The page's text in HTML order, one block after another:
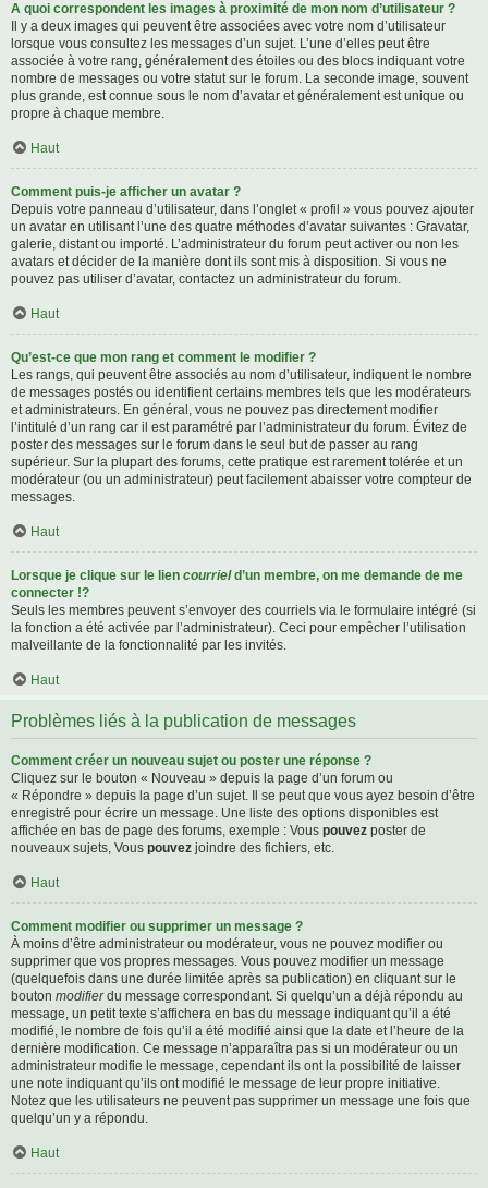
A quoi correspondent les images à proximité de mon nom d’utilisateur ?
Il y a deux images qui peuvent être associées avec votre nom d’utilisateur
lorsque vous consultez les messages d’un sujet. L’une d’elles peut être
associée à votre rang, généralement des étoiles ou des blocs indiquant votre
nombre de messages ou votre statut sur le forum. La seconde image, souvent
plus grande, est connue sous le nom d’avatar et généralement est unique ou
propre à chaque membre.
Haut
Comment puis-je afficher un avatar ?
Depuis votre panneau d’utilisateur, dans l’onglet « profil » vous pouvez ajouter
un avatar en utilisant l’une des quatre méthodes d’avatar suivantes : Gravatar,
galerie, distant ou importé. L’administrateur du forum peut activer ou non les
avatars et décider de la manière dont ils sont mis à disposition. Si vous ne
pouvez pas utiliser d’avatar, contactez un administrateur du forum.
Haut
Qu’est-ce que mon rang et comment le modifier ?
Les rangs, qui peuvent être associés au nom d’utilisateur, indiquent le nombre
de messages postés ou identifient certains membres tels que les modérateurs
et administrateurs. En général, vous ne pouvez pas directement modifier
l’intitulé d’un rang car il est paramétré par l’administrateur du forum. Évitez de
poster des messages sur le forum dans le seul but de passer au rang
supérieur. Sur la plupart des forums, cette pratique est rarement tolérée et un
modérateur (ou un administrateur) peut facilement abaisser votre compteur de
messages.
Haut
Lorsque je clique sur le lien courrield’un membre, on me demande de me
connecter !?
Seuls les membres peuvent s’envoyer des courriels via le formulaire intégré (si
la fonction a été activée par l’administrateur). Ceci pour empêcher l’utilisation
malveillante de la fonctionnalité par les invités.
Haut
Problèmes liés à la publication de messages
Comment créer un nouveau sujet ou poster une réponse ?
Cliquez sur le bouton « Nouveau » depuis la page d’un forum ou
« Répondre » depuis la page d’un sujet. Il se peut que vous ayez besoin d’être
enregistré pour écrire un message. Une liste des options disponibles est
affichée en bas de page des forums, exemple : Vous pouvez poster de
nouveaux sujets, Vous pouvez joindre des fichiers, etc.
Haut
Comment modifier ou supprimer un message ?
À moins d’être administrateur ou modérateur, vous ne pouvez modifier ou
supprimer que vos propres messages. Vous pouvez modifier un message
(quelquefois dans une durée limitée après sa publication) en cliquant sur le
bouton modifierdu message correspondant. Si quelqu’un a déjà répondu au
message, un petit texte s’affichera en bas du message indiquant qu’il a été
modifié, le nombre de fois qu’il a été modifié ainsi que la date et l’heure de la
dernière modification. Ce message n’apparaîtra pas si un modérateur ou un
administrateur modifie le message, cependant ils ont la possibilité de laisser
une note indiquant qu’ils ont modifié le message de leur propre initiative.
Notez que les utilisateurs ne peuvent pas supprimer un message une fois que
quelqu’un y a répondu.
Haut